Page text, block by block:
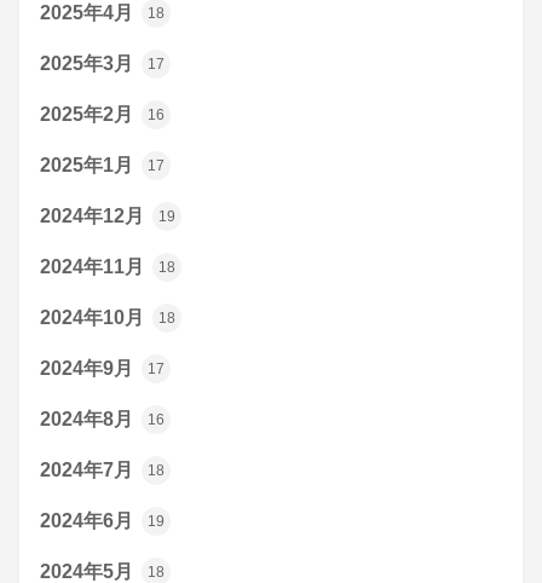
2025年4月 18
2025年3月 17
2025年2月 16
2025年1月 17
2024年12月 19
2024年11月 18
2024年10月 18
2024年9月 17
2024年8月 16
2024年7月 18
2024年6月 19
2024年5月 18